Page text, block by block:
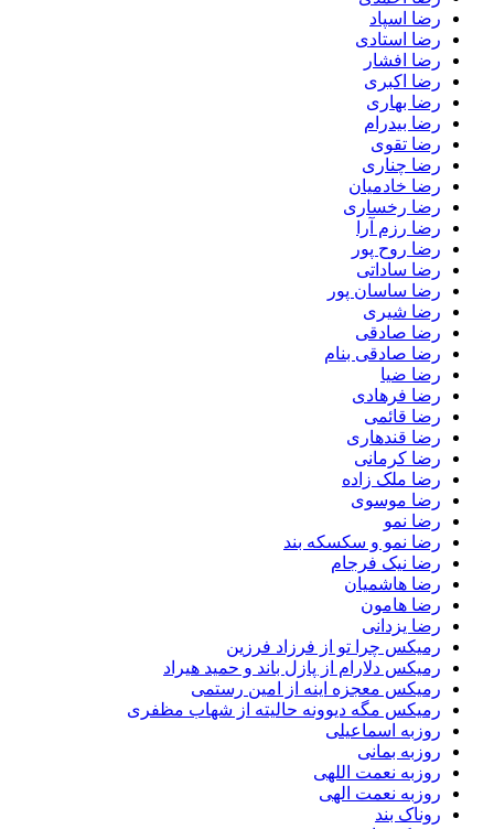
رضا اسپاد
رضا استادی
رضا افشار
رضا اکبری
رضا بهاری
رضا بیدرام
رضا تقوی
رضا چناری
رضا خادمیان
رضا رخساری
رضا رزم آرا
رضا روح پور
رضا ساداتی
رضا ساسان پور
رضا شیری
رضا صادقی
رضا صادقی بنام
رضا ضیا
رضا فرهادی
رضا قائمی
رضا قندهاری
رضا کرمانی
رضا ملک زاده
رضا موسوی
رضا نمو
رضا نمو و سکسکه بند
رضا نیک فرجام
رضا هاشمیان
رضا هامون
رضا یزدانی
رمیکس چرا تو از فرزاد فرزین
رمیکس دلارام از پازل باند و حمید هیراد
رمیکس معجزه اینه از امین رستمی
رمیکس مگه دیوونه حالیته از شهاب مظفری
روزبه اسماعیلی
روزبه بمانی
روزبه نعمت اللهی
روزبه نعمت الهی
روناک بند